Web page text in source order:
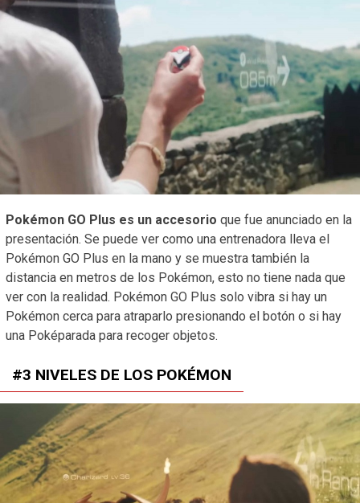
Pokémon GO Plus es un accesorio que fue anunciado en la
presentación. Se puede ver como una entrenadora lleva el
Pokémon GO Plus en la mano y se muestra también la
distancia en metros de los Pokémon, esto no tiene nada que
ver con la realidad. Pokémon GO Plus solo vibra si hay un
Pokémon cerca para atraparlo presionando el botón o si hay
una Poképarada para recoger objetos.
#3 NIVELES DE LOS POKÉMON